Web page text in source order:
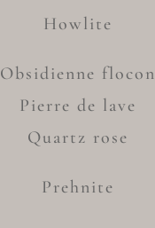
Howlite
Obsidienne flocon
Pierre de lave
Quartz rose
Prehnite